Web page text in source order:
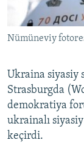
Українською
QOŞULIÑIZ!
RFE/RS
Nümüneviy
Ukraina siyasiy
Strasburgda
demokratiya
ukrainalı
keçirdi.